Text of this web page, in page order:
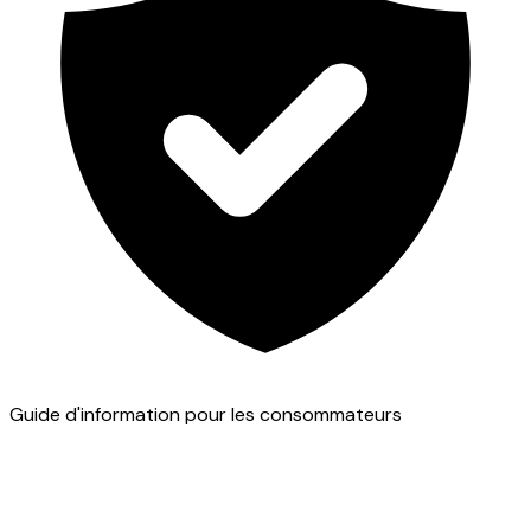
Guide d'information pour les consommateurs